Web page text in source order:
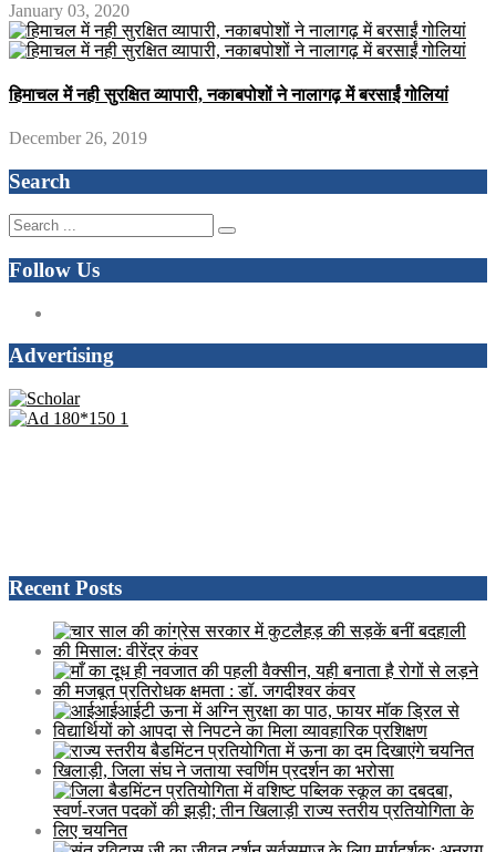
January 03, 2020
हिमाचल में नही सुरक्षित व्यापारी, नकाबपोशों ने नालागढ़ में बरसाईं गोलियां
December 26, 2019
Search
Follow Us
Advertising
Recent Posts